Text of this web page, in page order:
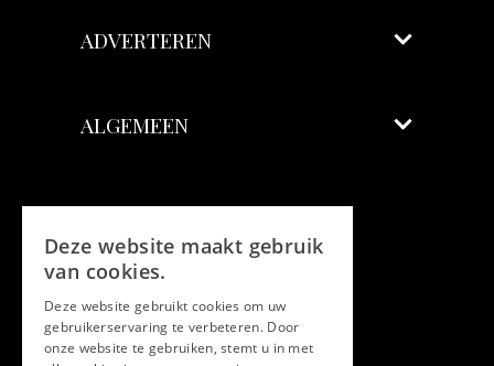
ADVERTEREN
ALGEMEEN
Facebook
Twitter
Deze website maakt gebruik
van cookies.
Deze website gebruikt cookies om uw
gebruikerservaring te verbeteren. Door
onze website te gebruiken, stemt u in met